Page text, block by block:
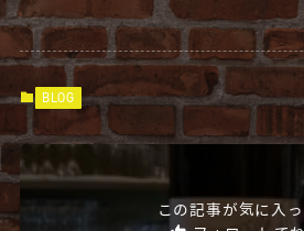
BLOG
この記事が気に入